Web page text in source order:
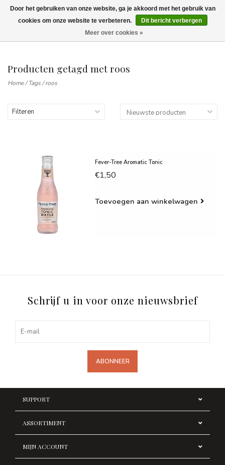
Wij leveren tot aan uw deur. Afhalen is mogelijk.
Producten getagd met roos
Home/Tags/roos
Filteren
Fever-Tree Aromatic Tonic
€1,50
Toevoegen aan winkelwagen
Schrijf u in voor onze nieuwsbrief
ABONNEER
SUPPORT
ASSORTIMENT
MIJN ACCOUNT
Door het gebruiken van onze website, ga je akkoord met het gebruik van
cookies om onze website te verbeteren.
Dit bericht verbergen
Meer over cookies »